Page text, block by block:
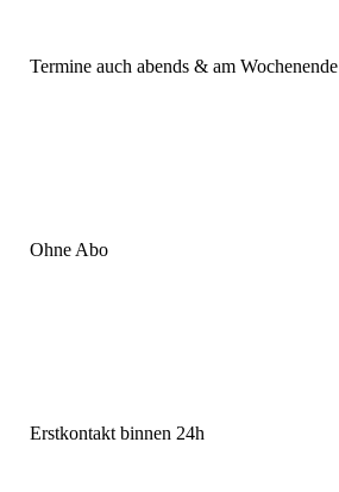
Termine auch abends & am Wochenende
Ohne Abo
Erstkontakt binnen 24h